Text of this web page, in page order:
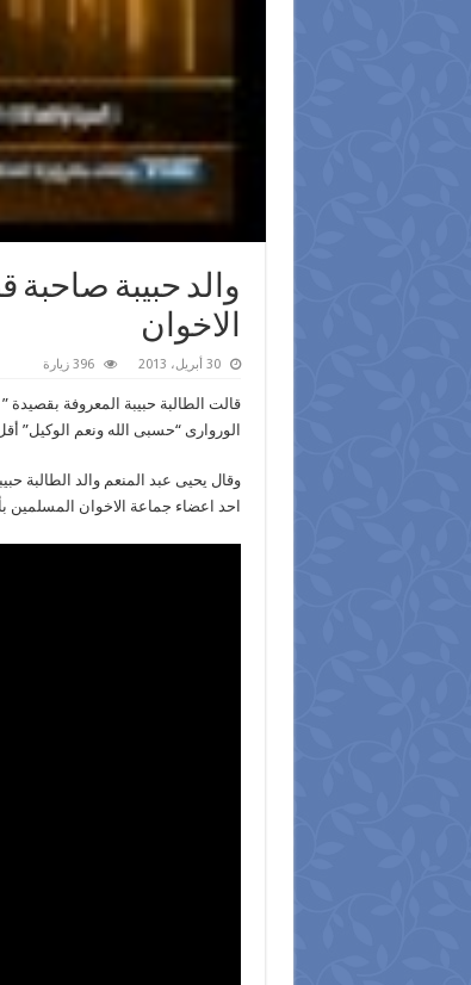
والد حبيبة صاحبة
الاخوان
30 أبريل، 2013 396 زيارة
قالت الطالبة حبيبة المعروفة بقصيدة
الوروارى “حسبى الله ونعم الوكيل”
وقال يحيى عبد المنعم والد الطالبة
احد اعضاء جماعة الاخوان المسلمين